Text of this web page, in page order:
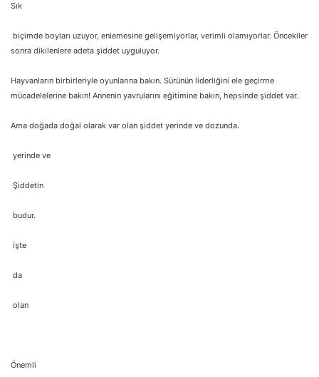
Sık
biçimde boyları uzuyor, enlemesine gelişemiyorlar, verimli olamıyorlar. Öncekiler
sonra dikilenlere adeta şiddet uyguluyor.
Hayvanların birbirleriyle oyunlarına bakın. Sürünün liderliğini ele geçirme
mücadelelerine bakın! Annenin yavrularını eğitimine bakın, hepsinde şiddet var.
Ama doğada doğal olarak var olan şiddet yerinde ve dozunda.
yerinde ve
Şiddetin
budur.
işte
da
olan
Önemli